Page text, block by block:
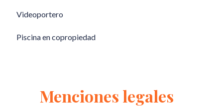
Videoportero
Piscina en copropiedad
Menciones legales